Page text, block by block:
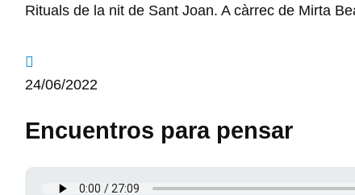
Rituals de la nit de Sant Joan. A càrrec de Mirta
24/06/2022
Encuentros para pensar